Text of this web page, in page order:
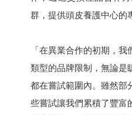
群，提供頭皮養護中心的
「在異業合作的初期，
類型的品牌限制，無論是
都在嘗試範圍內。雖然部
些嘗試讓我們累積了豐富